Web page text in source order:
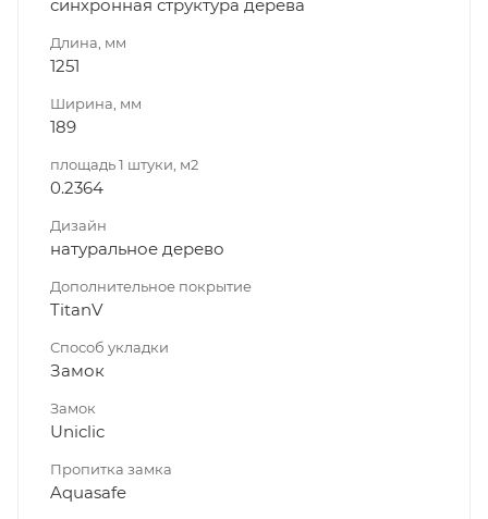
синхронная структура дерева
Длина, мм
1251
Ширина, мм
189
площадь 1 штуки, м2
0.2364
Дизайн
натуральное дерево
Дополнительное покрытие
TitanV
Способ укладки
Замок
Замок
Uniclic
Пропитка замка
Aquasafe